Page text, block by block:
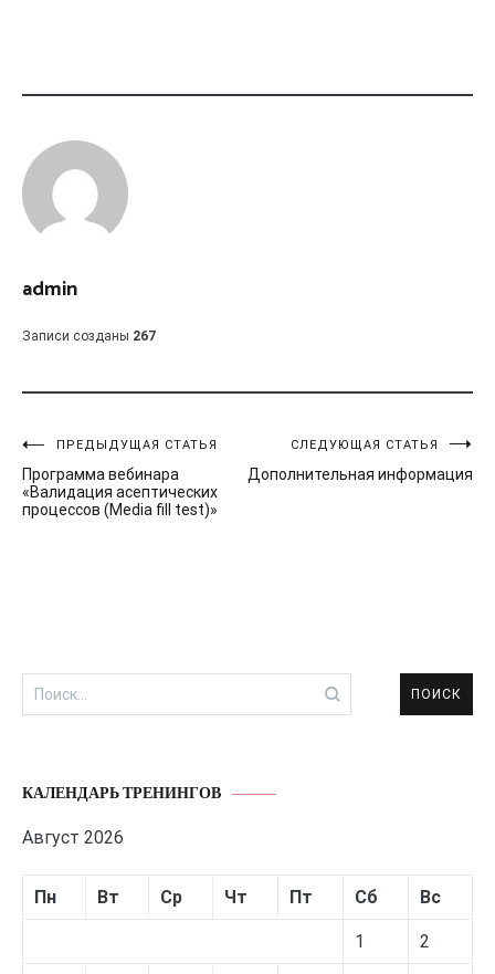
admin
Записи созданы 267
Навигация
по
ПРЕДЫДУЩАЯ СТАТЬЯ
Программа вебинара
«Валидация асептических
процессов (Media fill test)»
СЛЕДУЮЩАЯ СТАТЬЯ
Дополнительная информация
Найти:
КАЛЕНДАРЬ ТРЕНИНГОВ
Август 2026
Пн Вт Ср Чт Пт Сб Вс
1 2